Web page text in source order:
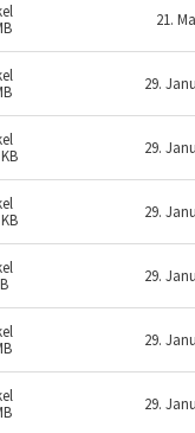
21.
29.
29.
29.
29.
29.
29.